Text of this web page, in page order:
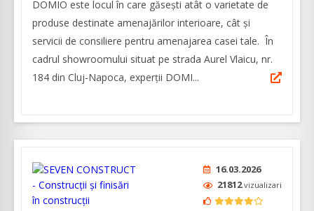
DOMIO este locul în care găsești atât o varietate de
produse destinate amenajărilor interioare, cât şi
servicii de consiliere pentru amenajarea casei tale. În
cadrul showroomului situat pe strada Aurel Vlaicu, nr.
184 din Cluj-Napoca, experții DOMI...
16.03.2026
21812vizualizari